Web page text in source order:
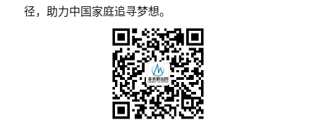
径，助力中国家庭追寻梦想。